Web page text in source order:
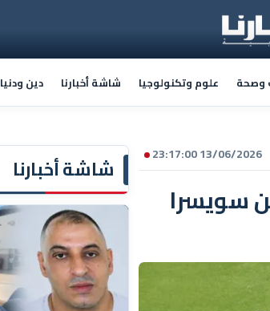
وصحة علوم وتكنولوجيا شاشة أخبارنا دين ودنيا
شاشة أخبارنا 13/06/2026 23:17:00
سويسرا